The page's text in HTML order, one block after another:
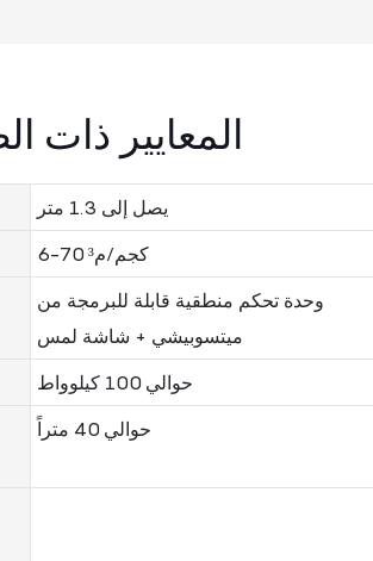
المعايير ذات
يصل إلى 1.3 متر
6-70 كجم/م³
وحدة تحكم منطقية قابلة للبرمجة من
ميتسوبيشي + شاشة لمس
حوالي 100 كيلوواط
حوالي 40 متراً